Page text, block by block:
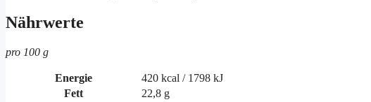
Nährwerte
pro 100 g
Energie
420 kcal / 1798 kJ
Fett
22,8 g